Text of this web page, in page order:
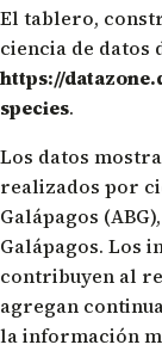
El tablero,
ciencia de datos
https://
species.
Los datos
realizados por
Galápagos
Galápagos. Los
contribuyen al
agregan
la información